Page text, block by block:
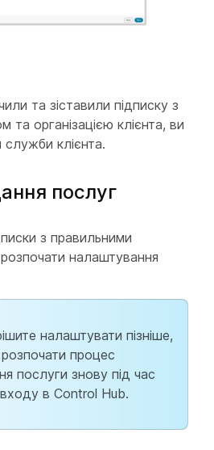
та зіставили підписку з
та організацією клієнта, ви
клієнта.
послуг
з правильними
налаштування
налаштувати пізніше,
процес
послуги знову під час
в Control Hub.